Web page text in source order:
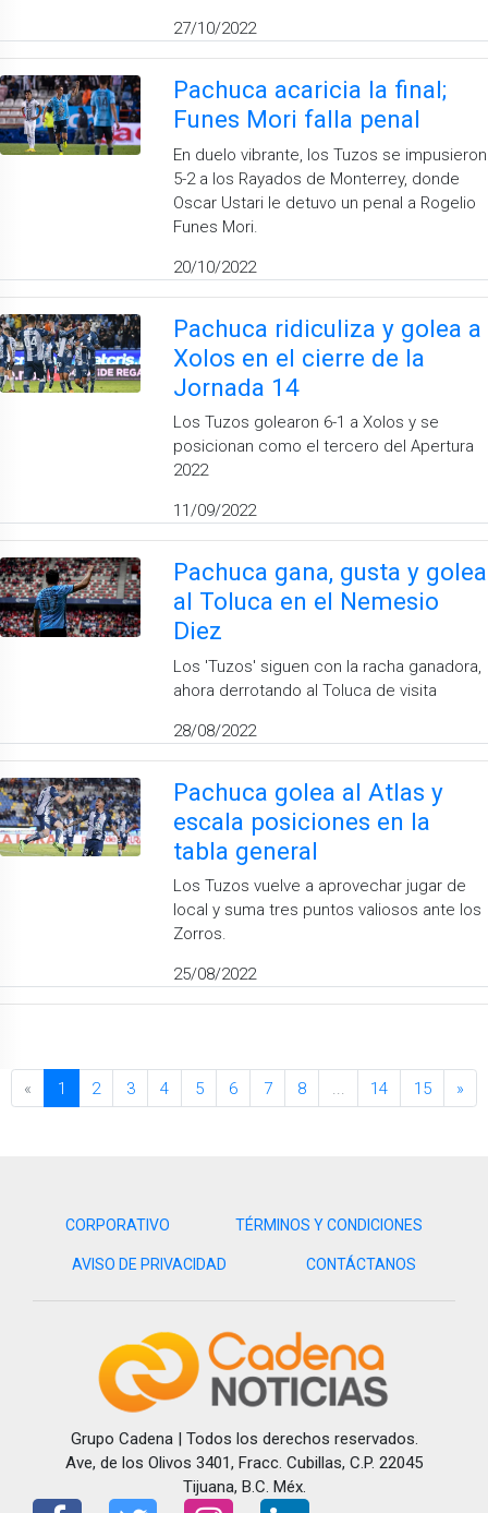
27/10/2022
Pachuca acaricia la final;
Funes Mori falla penal
En duelo vibrante, los Tuzos se impusieron
5-2 a los Rayados de Monterrey, donde
Oscar Ustari le detuvo un penal a Rogelio
Funes Mori.
20/10/2022
Pachuca ridiculiza y golea a
Xolos en el cierre de la
Jornada 14
Los Tuzos golearon 6-1 a Xolos y se
posicionan como el tercero del Apertura
2022
11/09/2022
Pachuca gana, gusta y golea
al Toluca en el Nemesio
Diez
Los 'Tuzos' siguen con la racha ganadora,
ahora derrotando al Toluca de visita
28/08/2022
Pachuca golea al Atlas y
escala posiciones en la
tabla general
Los Tuzos vuelve a aprovechar jugar de
local y suma tres puntos valiosos ante los
Zorros.
25/08/2022
« 1 2 3 4 5 6 7 8 14 15 »
CORPORATIVO TÉRMINOS Y CONDICIONES
AVISO DE PRIVACIDAD CONTÁCTANOS
Grupo Cadena | Todos los derechos reservados.
Ave, de los Olivos 3401, Fracc. Cubillas, C.P. 22045
Tijuana, B.C. Méx.